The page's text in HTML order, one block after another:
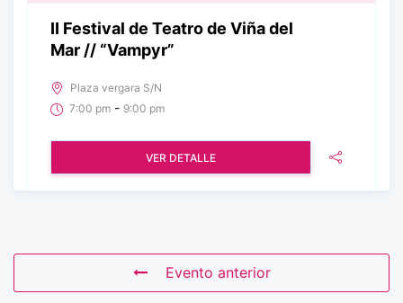
II Festival de Teatro de Viña del
Mar // “Vampyr”
Plaza vergara S/N
7:00 pm - 9:00 pm
VER DETALLE
Evento anterior